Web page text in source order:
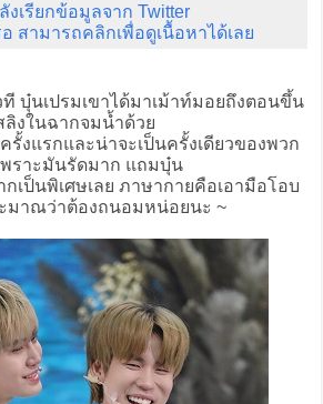
ลังเรียกข้อมูลจาก Twitter
สามารถคลิกเพื่อดูเนื้อหาได้เลย
บุ๋นเปรมเขาได้มาเม้าท์มอยถึงตอนขึ้น
ลิงในฉากจมน้ำด้วย
รั้งแรกและน่าจะเป็นครั้งเดียวของพวก
พราะมันรัดมาก แถมบุ๋น
กเป็นพิเศษเลย ภาษากายคือเอามือโอบ
มาณว่าต้องถนอมหน่อยนะ ~